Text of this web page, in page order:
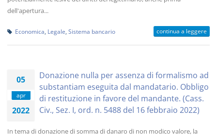
dell'apertura...
Economica Legale Sistema bancario continua a leggere
05
apr
2022
Donazione nulla per assenza di formalismo ad
substantiam eseguita dal mandatario. Obbligo
di restituzione in favore del mandante. (Cass.
Civ., Sez. I, ord. n. 5488 del 16 febbraio 2022)
In tema di donazione di somma di danaro di non modico valore, la